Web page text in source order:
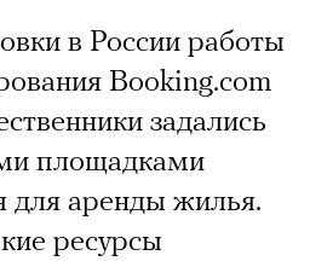
в России работы
Booking.com
задались
площадками
для аренды жилья.
ресурсы